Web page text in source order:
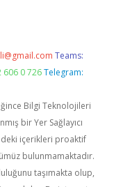
Teams:
606 0 726 Telegram:
Bilgi Teknolojileri
bir Yer Sağlayıcı
içerikleri proaktif
bulunmamaktadır.
taşımakta olup,